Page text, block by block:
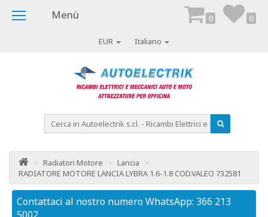
EUR Italiano
0 0
Menù
> Radiatori Motore > Lancia >
RADIATORE MOTORE LANCIA LYBRA 1.6-1.8 COD.VALEO 732581
Contattaci al nostro numero WhatsApp: 366 213